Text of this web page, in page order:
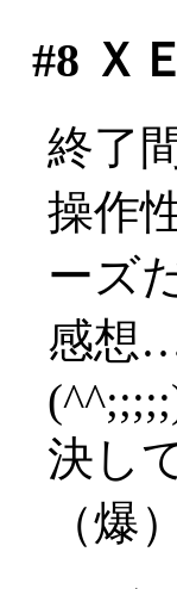
#8 Ｘ
終了
操作
ーズ
感想
決し
（爆）